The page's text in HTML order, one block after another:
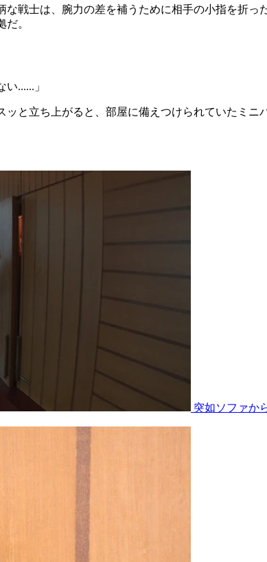
戦士は、腕力の差を補うために相手の小指を折
。
......」
と立ち上がると、部屋に備えつけられていたミ
突如ソファか